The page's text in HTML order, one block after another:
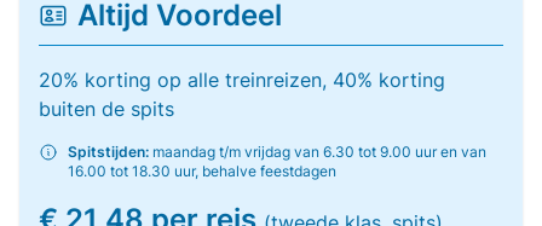
Altijd Voordeel
20% korting op alle treinreizen, 40% korting
buiten de spits
Spitstijden: maandag t/m vrijdag van 6.30 tot 9.00 uur en van
16.00 tot 18.30 uur, behalve feestdagen